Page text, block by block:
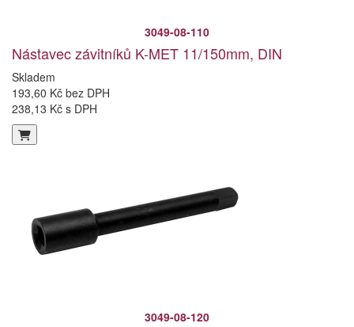
3049-08-110
Nástavec závitníků K-MET 11/150mm, DIN
Skladem
193,60 Kč bez DPH
238,13 Kč s DPH
3049-08-120